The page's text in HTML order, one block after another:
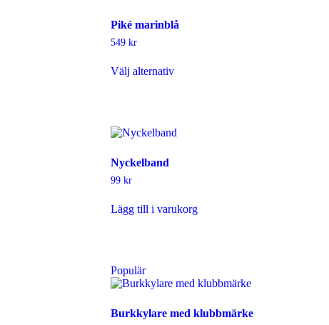
Piké marinblå
549 kr
Välj alternativhär
De
produktsidan
Nyckelband
99 kr
Lägg till i varukorg
Populär
Burkkylare med klubbmärke